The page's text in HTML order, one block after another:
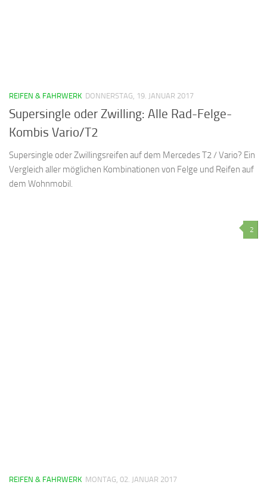
REIFEN & FAHRWERK DONNERSTAG, 19. JANUAR 2017
Supersingle oder Zwilling: Alle Rad-Felge-
Kombis Vario/T2
Supersingle oder Zwillingsreifen auf dem Mercedes T2 / Vario? Ein
Vergleich aller möglichen Kombinationen von Felge und Reifen auf
dem Wohnmobil.
2
REIFEN & FAHRWERK MONTAG, 02. JANUAR 2017